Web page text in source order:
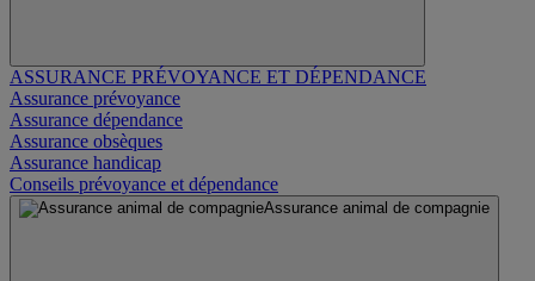
ASSURANCE PRÉVOYANCE ET DÉPENDANCE
Assurance prévoyance
Assurance dépendance
Assurance obsèques
Assurance handicap
Conseils prévoyance et dépendance
Assurance animal de compagnie